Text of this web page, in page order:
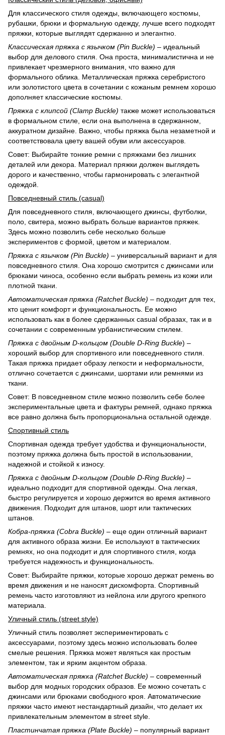
Для классического стиля одежды, включающего костюмы,
рубашки, брюки и формальную одежду, лучше всего подходят
пряжки, которые выглядят сдержанно и элегантно.
Классическая пряжка с язычком (Pin Buckle) – идеальный
выбор для делового стиля. Она проста, минималистична и не
привлекает чрезмерного внимания, что важно для
формального облика. Металлическая пряжка серебристого
или золотистого цвета в сочетании с кожаным ремнем хорошо
дополняет классические костюмы.
Пряжка с клипсой (Clamp Buckle) также может использоваться
в формальном стиле, если она выполнена в сдержанном,
аккуратном дизайне. Важно, чтобы пряжка была незаметной и
соответствовала цвету вашей обуви или аксессуаров.
Совет: Выбирайте тонкие ремни с пряжками без лишних
деталей или декора. Материал пряжки должен выглядеть
дорого и качественно, чтобы гармонировать с элегантной
одеждой.
Повседневный стиль (casual)
Для повседневного стиля, включающего джинсы, футболки,
поло, свитера, можно выбрать больше вариантов пряжек.
Здесь можно позволить себе несколько больше
экспериментов с формой, цветом и материалом.
Пряжка с язычком (Pin Buckle) – универсальный вариант и для
повседневного стиля. Она хорошо смотрится с джинсами или
брюками чиноса, особенно если выбрать ремень из кожи или
плотной ткани.
Автоматическая пряжка (Ratchet Buckle) – подходит для тех,
кто ценит комфорт и функциональность. Ее можно
использовать как в более сдержанных casual образах, так и в
сочетании с современным урбанистическим стилем.
Пряжка с двойным D-кольцом (Double D-Ring Buckle) –
хороший выбор для спортивного или повседневного стиля.
Такая пряжка придает образу легкости и неформальности,
отлично сочетается с джинсами, шортами или ремнями из
ткани.
Совет: В повседневном стиле можно позволить себе более
экспериментальные цвета и фактуры ремней, однако пряжка
все равно должна быть пропорциональна остальной одежде.
Спортивный стиль
Спортивная одежда требует удобства и функциональности,
поэтому пряжка должна быть простой в использовании,
надежной и стойкой к износу.
Пряжка с двойным D-кольцом (Double D-Ring Buckle) –
идеально подходит для спортивной одежды. Она легкая,
быстро регулируется и хорошо держится во время активного
движения. Подходит для штанов, шорт или тактических
штанов.
Кобра-пряжка (Cobra Buckle) – еще один отличный вариант
для активного образа жизни. Ее используют в тактических
ремнях, но она подходит и для спортивного стиля, когда
требуется надежность и функциональность.
Совет: Выбирайте пряжки, которые хорошо держат ремень во
время движения и не наносят дискомфорта. Спортивный
ремень часто изготовляют из нейлона или другого крепкого
материала.
Уличный стиль (street style)
Уличный стиль позволяет экспериментировать с
аксессуарами, поэтому здесь можно использовать более
смелые решения. Пряжка может являться как простым
элементом, так и ярким акцентом образа.
Автоматическая пряжка (Ratchet Buckle) – современный
выбор для модных городских образов. Ее можно сочетать с
джинсами или брюками свободного кроя. Автоматические
пряжки часто имеют нестандартный дизайн, что делает их
привлекательным элементом в street style.
Пластинчатая пряжка (Plate Buckle) – популярный вариант